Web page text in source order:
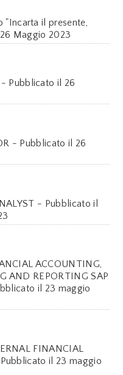
"Incarta il presente,
Maggio 2023
Pubblicato il 26
- Pubblicato il 26
- Pubblicato il
ACCOUNTING,
AND REPORTING SAP
il 23 maggio
FINANCIAL
il 23 maggio